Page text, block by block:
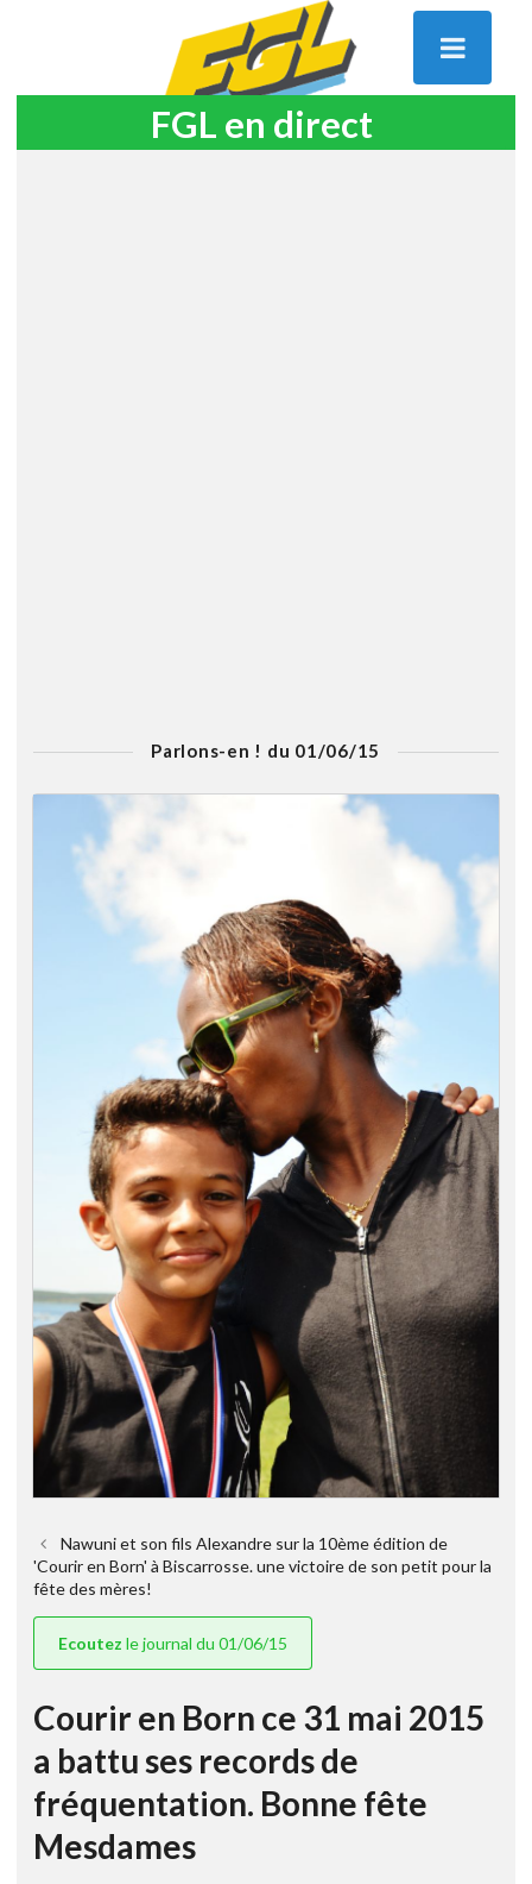
FGL en direct
Parlons-en ! du 01/06/15
Nawuni et son fils Alexandre sur la 10ème édition de
'Courir en Born' à Biscarrosse. une victoire de son petit pour la
fête des mères!
Ecoutez le journal du 01/06/15
Courir en Born ce 31 mai 2015
a battu ses records de
fréquentation. Bonne fête
Mesdames